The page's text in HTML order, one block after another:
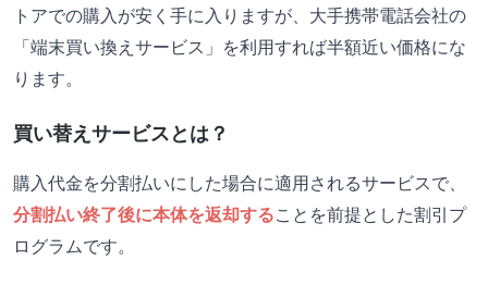
トアでの購入が安く手に入りますが、大手携帯電話会社の
「端末買い換えサービス」を利用すれば半額近い価格にな
ります。
買い替えサービスとは？
購入代金を分割払いにした場合に適用されるサービスで、
分割払い終了後に本体を返却することを前提とした割引プ
ログラムです。